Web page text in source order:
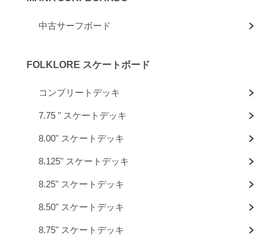
中古サーフボード
FOLKLORE スケートボード
コンプリートデッキ
7.75 " スケートデッキ
8.00" スケートデッキ
8.125" スケートデッキ
8.25" スケートデッキ
8.50" スケートデッキ
8.75" スケートデッキ